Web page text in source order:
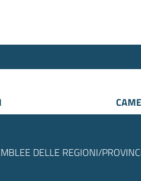
DELLE REGIONI/